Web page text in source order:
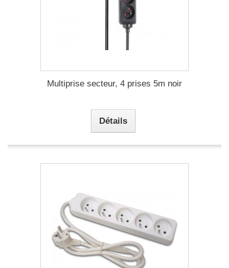
Multiprise secteur, 4 prises 5m noir
Détails